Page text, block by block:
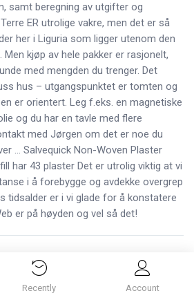
Recently Account
samt beregning av utgifter og
ER utrolige vakre, men det er så
her i Liguria som ligger utenom den
kjøp av hele pakker er rasjonelt,
med mengden du trenger. Det
hus – utgangspunktet er tomten og
er orientert. Leg f.eks. en magnetiske
og du har en tavle med flere
med Jørgen om det er noe du
… Salvequick Non-Woven Plaster
har 43 plaster Det er utrolig viktig at vi
i å forebygge og avdekke overgrep
tidsalder er i vi glade for å konstatere
er på høyden og vel så det!